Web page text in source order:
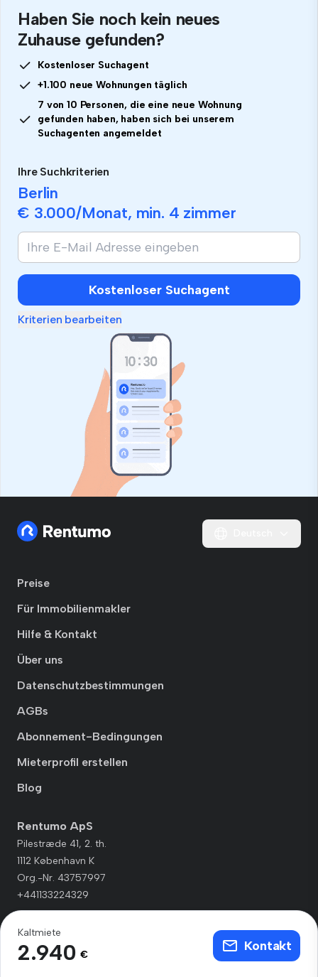
Haben Sie noch kein neues
Zuhause gefunden?
Kostenloser Suchagent
+1.100 neue Wohnungen täglich
7 von 10 Personen, die eine neue Wohnung
gefunden haben, haben sich bei unserem
Suchagenten angemeldet
Ihre Suchkriterien
Berlin
€ 3.000/Monat, min. 4 zimmer
Wenn
Sie
ein
Mensch
sind,
ignorieren
Kostenloser Suchagent
Kriterien bearbeiten
Kaltmiete
2.940 €
Kontakt
Preise
Für Immobilienmakler
Hilfe & Kontakt
Über uns
Datenschutzbestimmungen
AGBs
Abonnement-Bedingungen
Mieterprofil erstellen
Blog
Rentumo ApS
Pilestræde 41, 2. th.
1112 København K
Org.-Nr. 43757997
+441133224329